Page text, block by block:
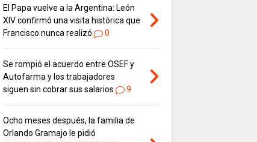
El Papa vuelve a la Argentina: León
XIV confirmó una visita histórica que
Francisco nunca realizó
0
Se rompió el acuerdo entre OSEF y
Autofarma y los trabajadores
siguen sin cobrar sus salarios
9
Ocho meses después, la familia de
Orlando Gramajo le pidió